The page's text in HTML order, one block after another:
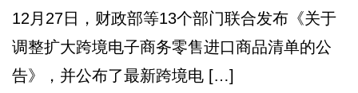
12月27日，财政部等13个部门联合发布《关于
调整扩大跨境电子商务零售进口商品清单的公
告》，并公布了最新跨境电 […]